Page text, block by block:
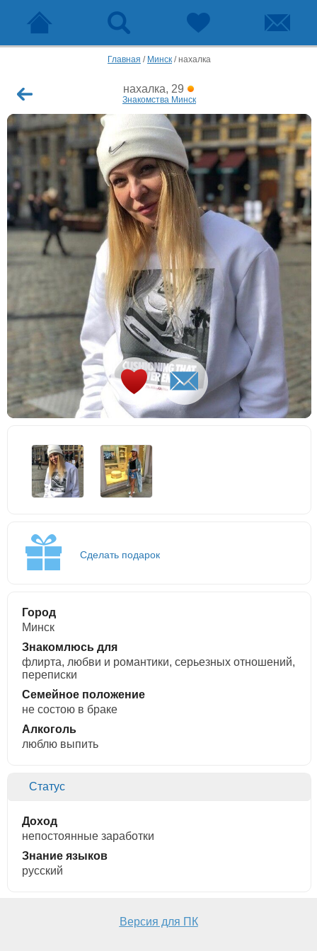
Главная / Минск /нахалка
нахалка, 29
Знакомства Минск
Сделать подарок
Город
Минск
Знакомлюсь для
флирта, любви и романтики, cерьезных отношений,
переписки
Семейное положение
не состою в браке
Алкоголь
люблю выпить
Статус
Доход
непостоянные заработки
Знание языков
русский
Версия для ПК